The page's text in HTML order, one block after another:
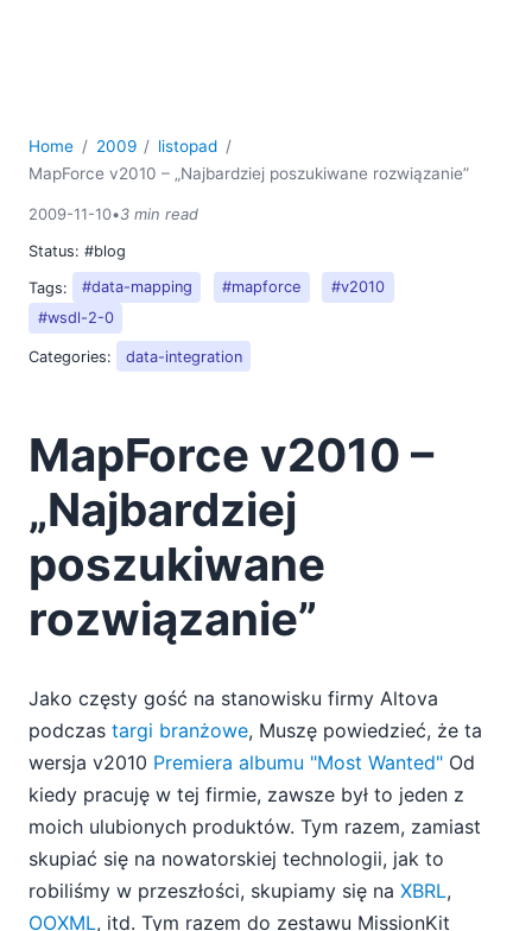
Odwiedź firmę Altova podczas konferencji
DevConnections
2008
2007
Home 2009
listopad
MapForce v2010 – „Najbardziej poszukiwane rozwiązanie”
2009-11-10•3 min read
Status: #blog
Tags:
#data-mapping #mapforce
#v2010
#wsdl-2-0
Categories: data-integration
MapForce v2010 –
„Najbardziej
poszukiwane
rozwiązanie”
Jako częsty gość na stanowisku firmy Altova
podczas targi branżowe, Muszę powiedzieć, że ta
wersja v2010 Premiera albumu "Most Wanted" Od
kiedy pracuję w tej firmie, zawsze był to jeden z
moich ulubionych produktów. Tym razem, zamiast
skupiać się na nowatorskiej technologii, jak to
robiliśmy w przeszłości, skupiamy się na XBRL,
OOXML, itd. Tym razem do zestawu MissionKit